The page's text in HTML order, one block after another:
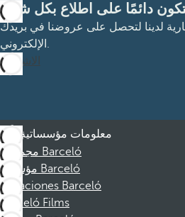
دائمًا على اطلاع بكل شيء
لدينا لتحصل على عروضنا في بريدك
الإلكتروني.
الاشتراك
معلومات مؤسساتية
مجموعة Barceló
مؤسسة Barceló
Vacaciones Barceló
Barceló Films